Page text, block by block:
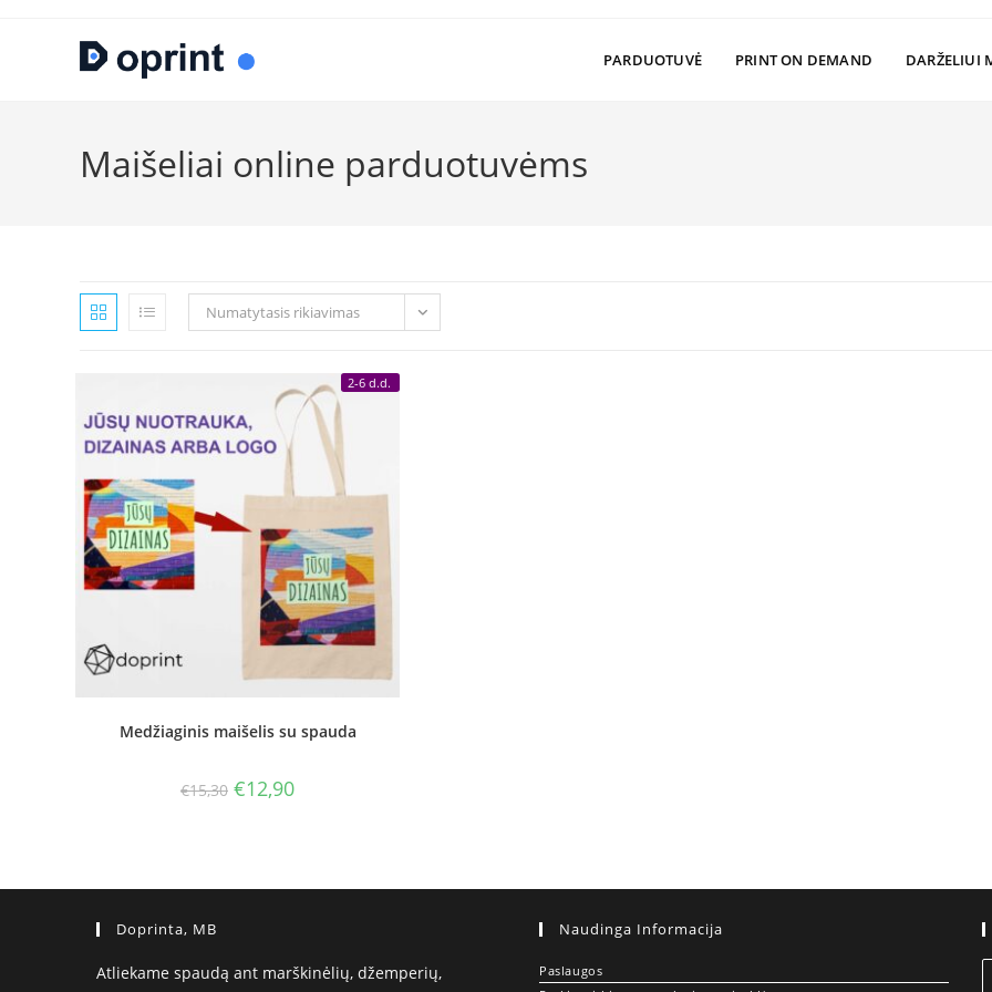
PARDUOTUVĖ PRINT ON DEMAND DARŽELIUI
Maišeliai online parduotuvėms
Numatytasis rikiavimas
2-6 d.d.
Medžiaginis maišelis su spauda
€15,30 Original
price
€12,90Current
Doprinta, MB
Atliekame spaudą ant marškinėlių, džemperių,
Naudinga Informacija
Paslaugos